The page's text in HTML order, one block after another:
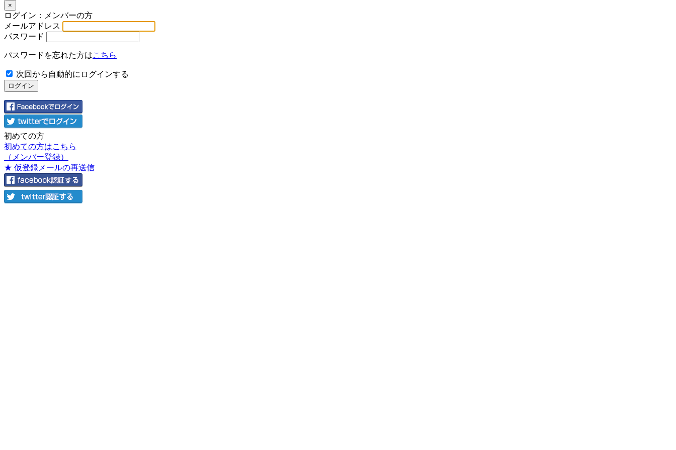
×
ログイン：メンバーの方
メールアドレス
パスワード
パスワードを忘れた方はこちら
次回から自動的にログインする
初めての方
初めての方はこちら
（メンバー登録）
★ 仮登録メールの再送信